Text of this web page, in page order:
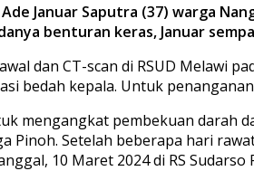
Ade Januar Saputra (37) warga
benturan keras, Januar
dan CT-scan di RSUD Melawi
bedah kepala. Untuk
mengangkat pembekuan darah
Pinoh. Setelah beberapa hari
10 Maret 2024 di RS Sudarso